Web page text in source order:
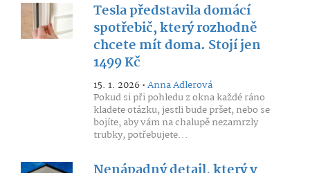
Tesla představila domácí
spotřebič, který rozhodně
chcete mít doma. Stojí jen
1499 Kč
15. 1. 2026 •Anna Adlerová
Pokud si při pohledu z okna každé ráno
kladete otázku, jestli bude pršet, nebo se
bojíte, aby vám na chalupě nezamrzly
trubky, potřebujete...